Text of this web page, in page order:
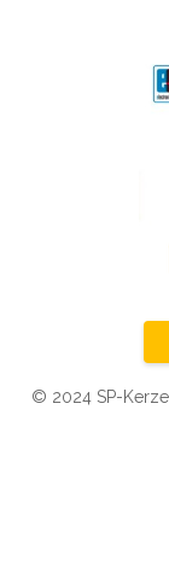
© 2024 SP-